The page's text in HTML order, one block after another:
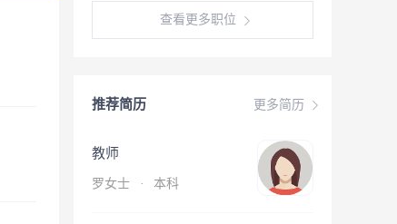
查看更多职位
更多简历
推荐简历
教师
罗女士 · 本科